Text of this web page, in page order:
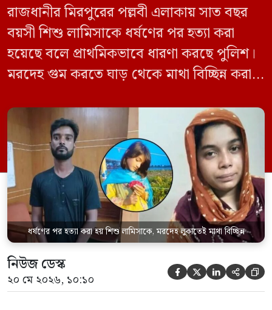
রাজধানীর মিরপুরের পল্লবী এলাকায় সাত বছর
বয়সী শিশু লামিসাকে ধর্ষণের পর হত্যা করা
হয়েছে বলে প্রাথমিকভাবে ধারণা করছে পুলিশ।
মরদেহ গুম করতে ঘাড় থেকে মাথা বিচ্ছিন্ন করা
চালানো হয় এই নৃশংস হত্যাকাণ্ডে পাশের ফ্ল্যাটের
ভাড়াটিয়া সোহেল রানা (৩০) ও তার স্ত্রী স্বপ্না
আক্তারকে (২৬) মাত্র ৭ ঘণ্টার […]
ধর্ষণের পর হত্যা করা হয় শিশু লামিসাকে, মরদেহ লুকাতেই মাথা বিচ্ছিন্ন
নিউজ ডেস্ক
২০ মে ২০২৬, ১০:১০     